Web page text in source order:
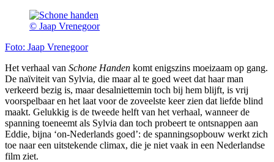
© Jaap Vrenegoor
Foto: Jaap Vrenegoor
Het verhaal van Schone Handen komt enigszins moeizaam op gang.
De naïviteit van Sylvia, die maar al te goed weet dat haar man
verkeerd bezig is, maar desalniettemin toch bij hem blijft, is vrij
voorspelbaar en het laat voor de zoveelste keer zien dat liefde blind
maakt. Gelukkig is de tweede helft van het verhaal, wanneer de
spanning toeneemt als Sylvia dan toch probeert te ontsnappen aan
Eddie, bijna ‘on-Nederlands goed’: de spanningsopbouw werkt zich
toe naar een uitstekende climax, die je niet vaak in een Nederlandse
film ziet.